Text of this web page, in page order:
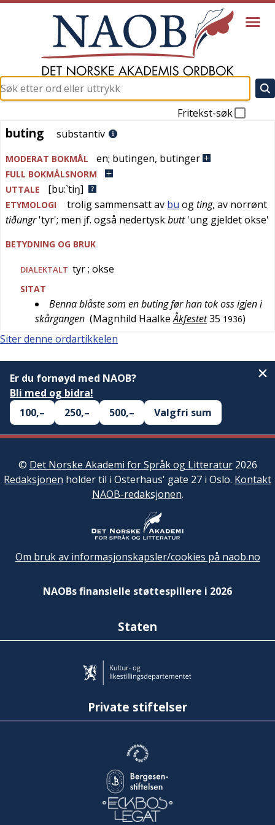
Fritekst-søk
buting
buting substantiv
MODERAT BOKMÅL en; butingen, butinger
FULL BOKMÅLSNORM
UTTALE
[bu:`tiŋ]
ETYMOLOGI trolig sammensatt av bu ogting, av norrønt
tiðungr'tyr'; men jf. også nedertyskbutt'ung gjeldet okse'
BETYDNING OG BRUK
DIALEKTALT tyr; okse
SITAT
Benna blåste som en buting før han tok oss igjen i
skårgangen (Magnhild Haalke Åkfestet35 1936)
Siter denne ordartikkelen
Er du fornøyd med NAOB?
Bli med og bidra!
100,–
250,– 500,– Valgfri sum
© Det Norske Akademi for Språk og Litteratur2026
Redaksjonen holder til i Osterhaus' gate 27 i Oslo. Kontakt
NAOB-redaksjonen.
Om bruk av informasjonskapsler/cookies på naob.no
NAOBs finansielle støttespillere i 2026
Staten
Private stiftelser